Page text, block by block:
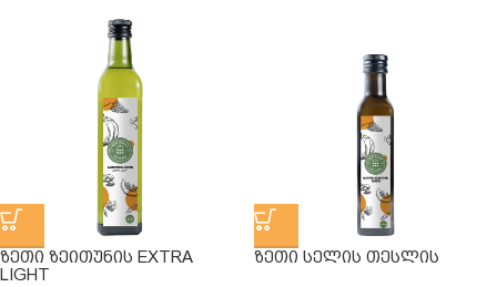
ᲖᲔᲗᲘ ᲖᲔᲘᲗᲣᲜᲘᲡ EXTRA
LIGHT
ᲖᲔᲗᲘ ᲡᲔᲚᲘᲡ ᲗᲔᲡᲚᲘᲡ